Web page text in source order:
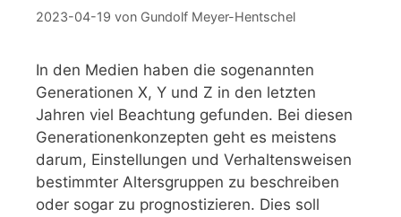
2023-04-19 von Gundolf Meyer-Hentschel
In den Medien haben die sogenannten
Generationen X, Y und Z in den letzten
Jahren viel Beachtung gefunden. Bei diesen
Generationenkonzepten geht es meistens
darum, Einstellungen und Verhaltensweisen
bestimmter Altersgruppen zu beschreiben
oder sogar zu prognostizieren. Dies soll